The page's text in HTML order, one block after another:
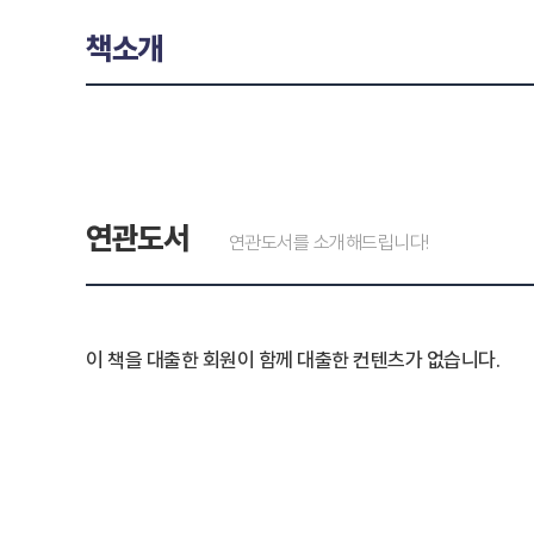
책소개
연관도서 연관도서를 소개해드립니다!
이 책을 대출한 회원이 함께 대출한 컨텐츠가 없습니다.